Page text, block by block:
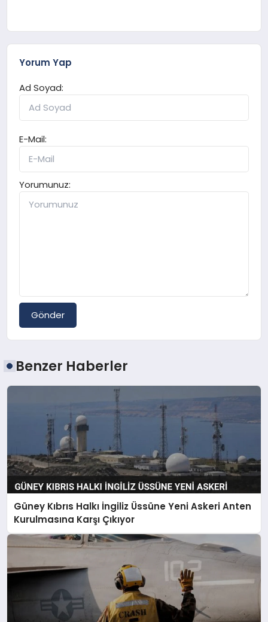
Yorum Yap
Ad Soyad:
E-Mail:
Yorumunuz:
Gönder
Benzer Haberler
Güney Kıbrıs Halkı İngiliz Üssüne Yeni Askeri Anten
Kurulmasına Karşı Çıkıyor